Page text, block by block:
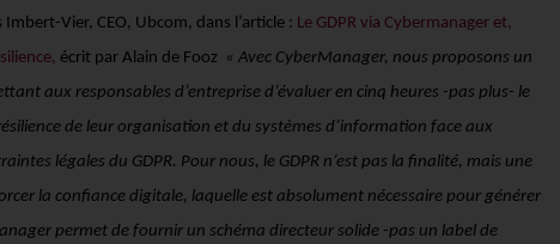
Imbert-Vier, CEO, Ubcom, dans l’article : Le GDPR via Cybermanager et,
écrit par Alain de Fooz « Avec CyberManager, nous proposons un
aux responsables d’entreprise d’évaluer en cinq heures -pas plus- le
de leur organisation et du systèmes d’information face aux
légales du GDPR. Pour nous, le GDPR n’est pas la finalité, mais une
la confiance digitale, laquelle est absolument nécessaire pour générer
permet de fournir un schéma directeur solide -pas un label de